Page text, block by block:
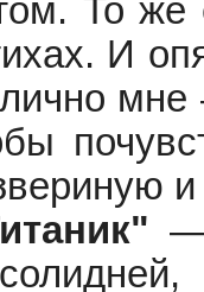
То
И
мне
—